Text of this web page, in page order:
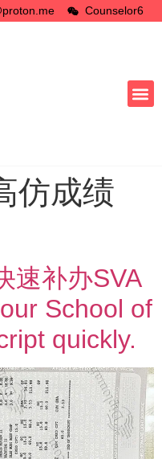
Counselor6
仿成绩
速补办SVA
School of
quickly.